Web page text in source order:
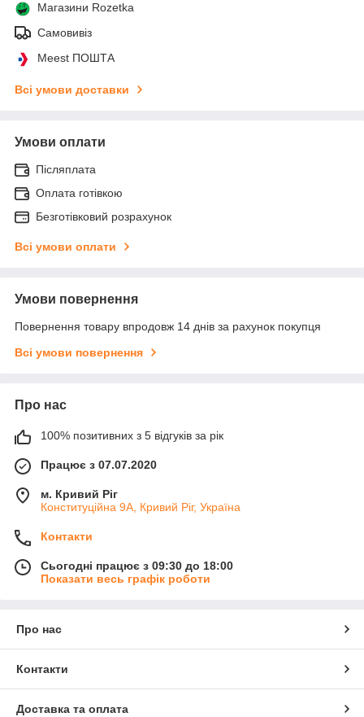
Магазини Rozetka
Самовивіз
Meest ПОШТА
Всі умови доставки
Умови оплати
Післяплата
Оплата готівкою
Безготівковий розрахунок
Всі умови оплати
Умови повернення
Повернення товару впродовж 14 днів за рахунок покупця
Всі умови повернення
Про нас
100% позитивних з 5 відгуків за рік
Працює з 07.07.2020
м. Кривий Ріг
Конституційна 9А, Кривий Ріг, Україна
Контакти
Сьогодні працює з 09:30 до 18:00
Показати весь графік роботи
Про нас
Контакти
Доставка та оплата